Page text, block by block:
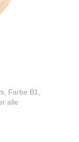
Farbe B1,
alle